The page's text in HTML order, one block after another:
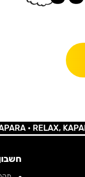
•RELAX, KAPARA •